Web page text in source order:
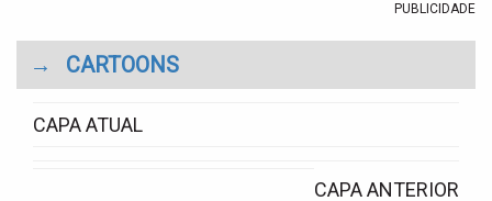
PUBLICIDADE
→ CARTOONS
CAPA ATUAL
CAPA ANTERIOR